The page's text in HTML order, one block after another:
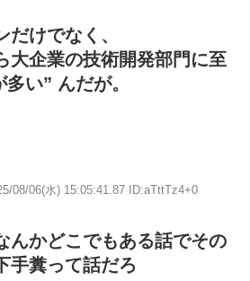
だけでなく、
大企業の技術開発部門に至
い” んだが。
08/06(水) 15:05:41.87 ID:aTttTz4+0
んかどこでもある話でその
手糞って話だろ